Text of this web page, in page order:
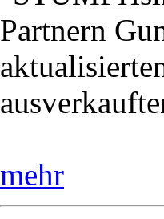
Partnern
mehr